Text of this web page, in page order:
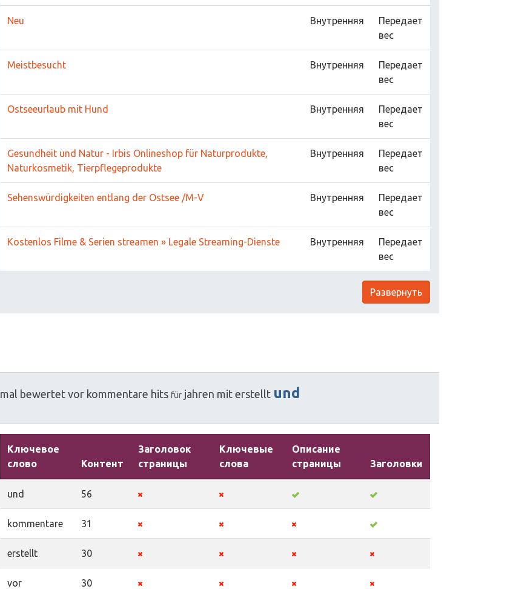
Neu Внутренняя
Передает
вес
Meistbesucht Внутренняя
Передает
вес
Ostseeurlaub mit Hund Внутренняя
Передает
вес
Gesundheit und Natur - Irbis Onlineshop für Naturprodukte,
Naturkosmetik, Tierpflegeprodukte
Внутренняя
Передает
вес
Sehenswürdigkeiten entlang der Ostsee /M-V Внутренняя
Передает
вес
Kostenlos Filme & Serien streamen » Legale Streaming-Dienste Внутренняя
Передает
вес
Развернуть
mal bewertet vor kommentare hits für jahren mit erstellt und
Ключевое
слово
Контент
Заголовок
страницы
Ключевые
слова
Описание
страницы
Заголовки
und 56
kommentare 31
erstellt 30
vor 30